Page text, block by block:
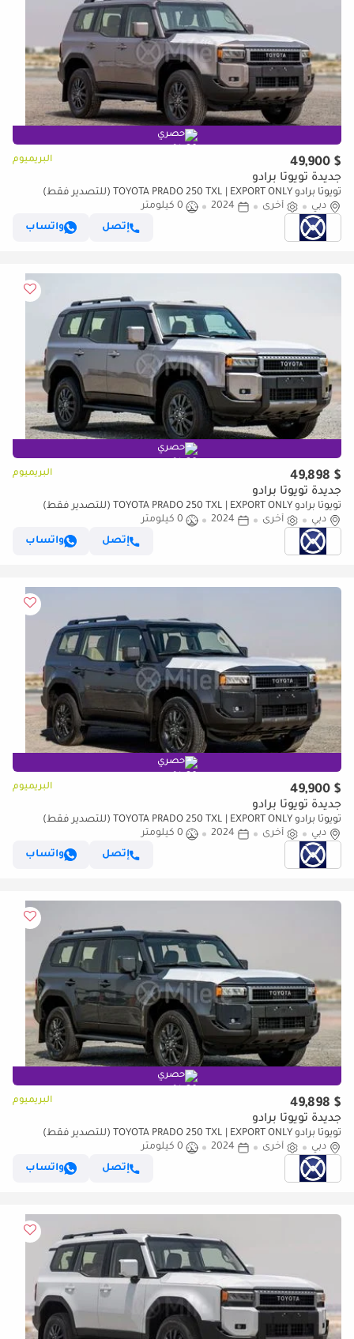
حصري
$ 49,900 البريميوم
جديدة تويوتا برادو
تويوتا برادو TOYOTA PRADO 250 TXL | EXPORT ONLY (للتصدير فقط)
دبي
أخرى 2024
0 كيلومتر
إتصل
واتساب
حصري
$ 49,898 البريميوم
جديدة تويوتا برادو
تويوتا برادو TOYOTA PRADO 250 TXL | EXPORT ONLY (للتصدير فقط)
دبي
أخرى 2024
0 كيلومتر
إتصل
واتساب
حصري
$ 49,900 البريميوم
جديدة تويوتا برادو
تويوتا برادو TOYOTA PRADO 250 TXL | EXPORT ONLY (للتصدير فقط)
دبي
أخرى 2024
0 كيلومتر
إتصل
واتساب
حصري
$ 49,898 البريميوم
جديدة تويوتا برادو
تويوتا برادو TOYOTA PRADO 250 TXL | EXPORT ONLY (للتصدير فقط)
دبي
أخرى 2024
0 كيلومتر
إتصل
واتساب